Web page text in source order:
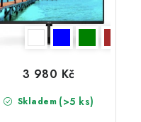
Skladem (>5 ks)
3 980 Kč